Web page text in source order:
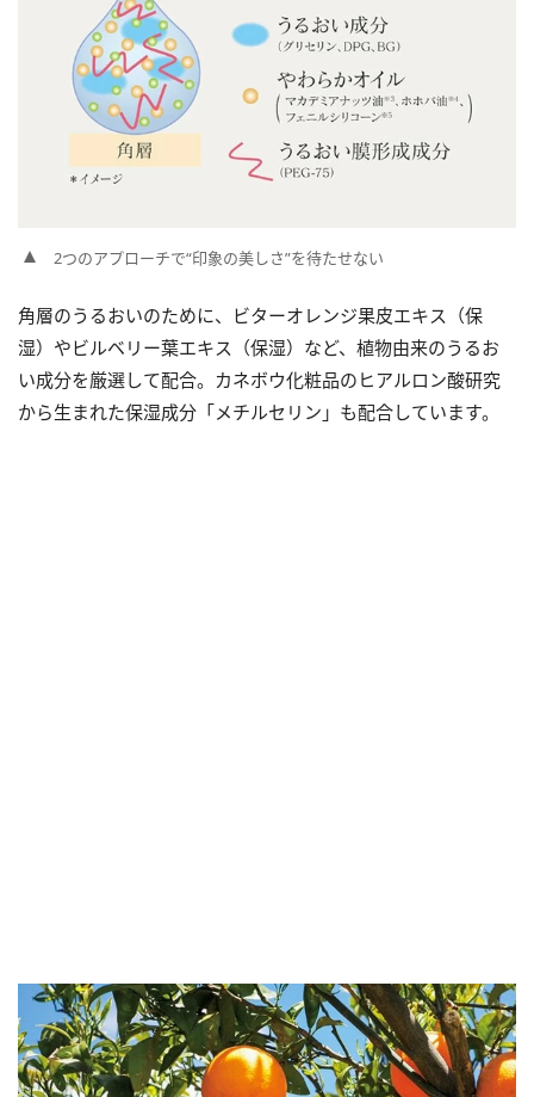
2つのアプローチで“印象の美しさ”を待たせない
角層のうるおいのために、ビターオレンジ果皮エキス（保
湿）やビルベリー葉エキス（保湿）など、植物由来のうるお
い成分を厳選して配合。カネボウ化粧品のヒアルロン酸研究
から生まれた保湿成分「メチルセリン」も配合しています。